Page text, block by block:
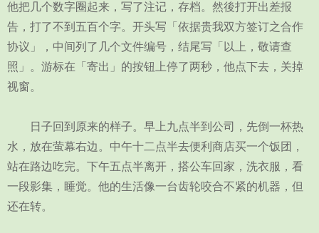
他把几个数字圈起来，写了注记，存档。然後打开出差报
告，打了不到五百个字。开头写「依据贵我双方签订之合作
协议」，中间列了几个文件编号，结尾写「以上，敬请查
照」。游标在「寄出」的按钮上停了两秒，他点下去，关掉
视窗。
日子回到原来的样子。早上九点半到公司，先倒一杯热
水，放在萤幕右边。中午十二点半去便利商店买一个饭团，
站在路边吃完。下午五点半离开，搭公车回家，洗衣服，看
一段影集，睡觉。他的生活像一台齿轮咬合不紧的机器，但
还在转。